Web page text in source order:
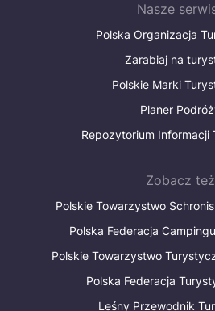
Nasze
Polska Organizacja
Zarabiaj na
Polskie Marki
Planer
Repozytorium Informacji
Zobacz też
Polskie Towarzystwo
Polska Federacja
Polskie Towarzystwo
Polska Federacja
Leśny Przewodnik